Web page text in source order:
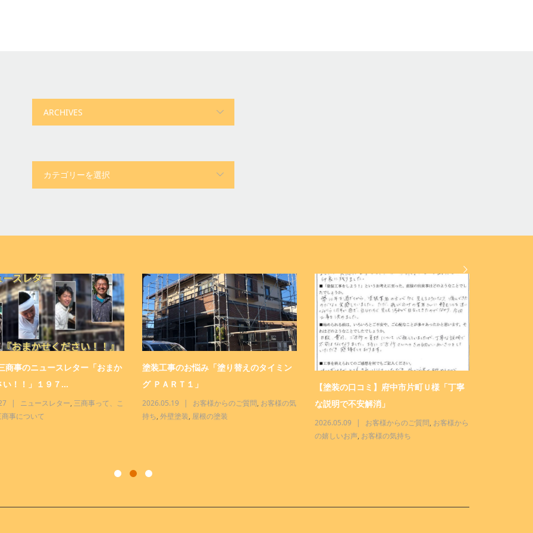
商事のニュースレター「おまか
い！！」１９７...
ニュースレター, 三商事って、こ
商事について
塗装工事のお悩み「塗り替えのタイミン
グ ＰＡＲＴ１」
2026.05.19 お客様からのご質問, お客様の気
持ち,外壁塗装, 屋根の塗装
【塗装の口コミ】府中市片町Ｕ様「丁寧
な説明で不安解消」
2026.05.09 お客様からのご質問, お客様から
の嬉しいお声, お客様の気持ち